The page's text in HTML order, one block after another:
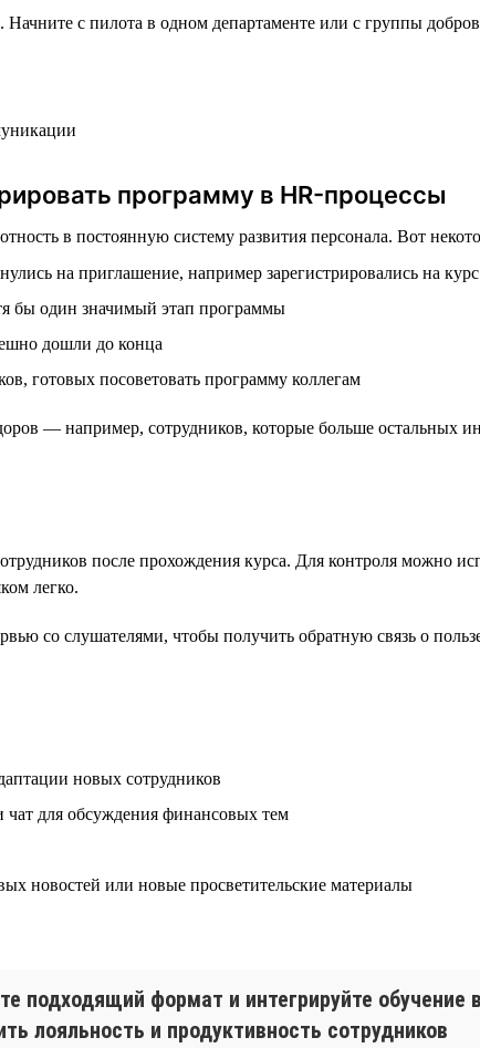
с пилота в одном департаменте или с группы
программу в HR-процессы
в постоянную систему развития персонала. Вот
на приглашение, например зарегистрировались на курс
бы один значимый этап программы
дошли до конца
готовых посоветовать программу коллегам
— например, сотрудников, которые больше остальных
после прохождения курса. Для контроля можно
легко.
со слушателями, чтобы получить обратную связь о
новых сотрудников
для обсуждения финансовых тем
новостей или новые просветительские материалы
подходящий формат и интегрируйте
лояльность и продуктивность сотрудников